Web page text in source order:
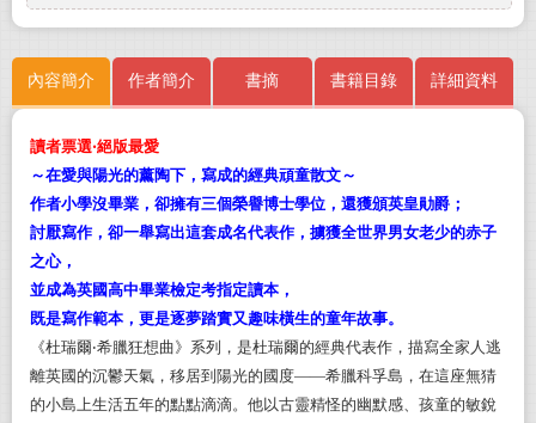
內容簡介 作者簡介 書摘 書籍目錄 詳細資料
讀者票選‧絕版最愛
～在愛與陽光的薰陶下，寫成的經典頑童散文～
作者小學沒畢業，卻擁有三個榮譽博士學位，還獲頒英皇勛爵；
討厭寫作，卻一舉寫出這套成名代表作，擄獲全世界男女老少的赤子
之心，
並成為英國高中畢業檢定考指定讀本，
既是寫作範本，更是逐夢踏實又趣味橫生的童年故事。
《杜瑞爾‧希臘狂想曲》系列，是杜瑞爾的經典代表作，描寫全家人逃
離英國的沉鬱天氣，移居到陽光的國度——希臘科孚島，在這座無猜
的小島上生活五年的點點滴滴。他以古靈精怪的幽默感、孩童的敏銳